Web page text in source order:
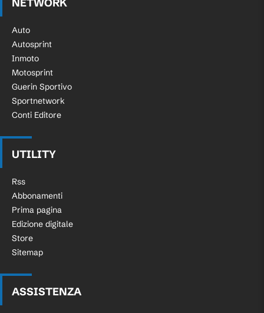
Auto
Autosprint
Inmoto
Motosprint
Guerin Sportivo
Sportnetwork
Conti Editore
UTILITY
Rss
Abbonamenti
Prima pagina
Edizione digitale
Store
Sitemap
ASSISTENZA